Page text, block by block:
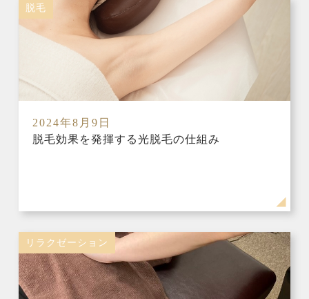
脱毛
2024年8月9日
脱毛効果を発揮する光脱毛の仕組み
リラクゼーション